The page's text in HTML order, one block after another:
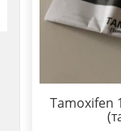
Tamoxifen